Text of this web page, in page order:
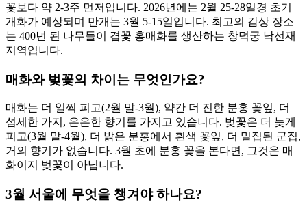
꽃보다 약 2-3주 먼저입니다. 2026년에는 2월 25-28일경 초기
개화가 예상되며 만개는 3월 5-15일입니다. 최고의 감상 장소
는 400년 된 나무들이 겹꽃 홍매화를 생산하는 창덕궁 낙선재
지역입니다.
매화와 벚꽃의 차이는 무엇인가요?
매화는 더 일찍 피고(2월 말-3월), 약간 더 진한 분홍 꽃잎, 더
섬세한 가지, 은은한 향기를 가지고 있습니다. 벚꽃은 더 늦게
피고(3월 말-4월), 더 밝은 분홍에서 흰색 꽃잎, 더 밀집된 군집,
거의 향기가 없습니다. 3월 초에 분홍 꽃을 본다면, 그것은 매
화이지 벚꽃이 아닙니다.
3월 서울에 무엇을 챙겨야 하나요?